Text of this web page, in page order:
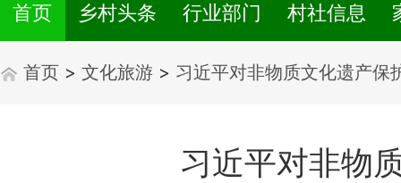
首页 乡村头条 行业部门 村社信息
首页 > 文化旅游 > 习近平对非物质文化遗产保
习近平对非物